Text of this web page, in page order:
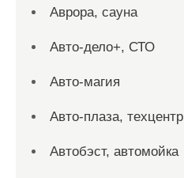
Аврора, сауна
Авто-дело+, СТО
Авто-магия
Авто-плаза, техцентр
Автобэст, автомойка